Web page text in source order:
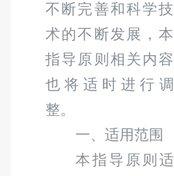
不断完善和科学技
术的不断发展，本
指导原则相关内容
也将适时进行调
整。
一、适用范围
本指导原则适